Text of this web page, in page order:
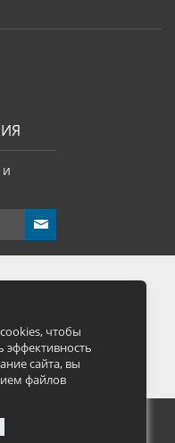
send
40, стр. 13
чтобы
эффективность
сайта, вы
файлов